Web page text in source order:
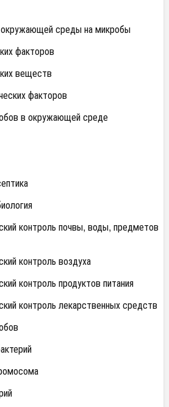
среды на микробы
факторов
веществ
факторов
в окружающей среде
контроль почвы, воды, предметов
контроль воздуха
контроль продуктов питания
контроль лекарственных средств